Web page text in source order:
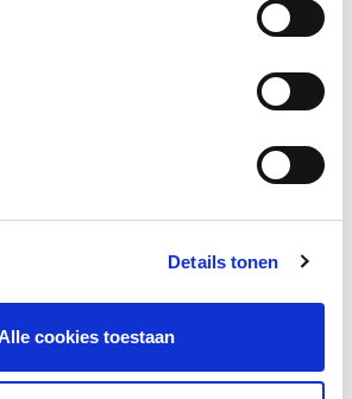
Details tonen
cookies toestaan